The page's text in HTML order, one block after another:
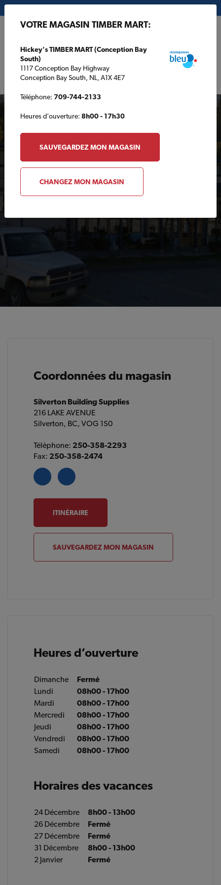
Votre magasin TIMBER
Coordonnées du magasin
Silverton Building Supplies
216 LAKE AVENUE
Silverton, BC, VOG 1S0
Téléphone: 250-358-2293
Fax: 250-358-2474
ITINÉRAIRE
SAUVEGARDEZ MON MAGASIN
Heures d’ouverture
Dimanche
Fermé
Lundi
08h00 - 17h00
Mardi
08h00 - 17h00
Mercredi
08h00 - 17h00
Jeudi
08h00 - 17h00
Vendredi
08h00 - 17h00
Samedi
08h00 - 17h00
Horaires des vacances
24 Décembre
8h00 - 13h00
26 Décembre
Fermé
27 Décembre
Fermé
31 Décembre
8h00 - 13h00
2 Janvier
Fermé
VOTRE MAGASIN TIMBER MART:
Hickey's TIMBER MART (Conception Bay
South)
1117 Conception Bay Highway
Conception Bay South, NL, A1X 4E7
Téléphone: 709-744-2133
Heures d'ouverture: 8h00 - 17h30
SAUVEGARDEZ MON MAGASIN
CHANGEZ MON MAGASIN